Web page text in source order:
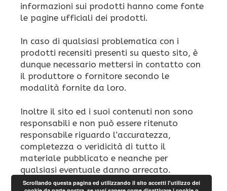
informazioni sui prodotti hanno come fonte
le pagine ufficiali dei prodotti.
In caso di qualsiasi problematica con i
prodotti recensiti presenti su questo sito, è
dunque necessario mettersi in contatto con
il produttore o fornitore secondo le
modalità fornite da loro.
Inoltre il sito ed i suoi contenuti non sono
responsabili e non può essere ritenuto
responsabile riguardo l’accuratezza,
completezza o veridicità di tutto il
materiale pubblicato e neanche per
qualsiasi eventuale danno arrecato.
Scrollando questa pagina ed utilizzando il sito accetti l'utilizzo dei